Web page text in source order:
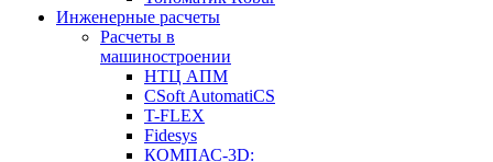
Инженерные расчеты
Расчеты в
машиностроении
НТЦ АПМ
CSoft AutomatiCS
T-FLEX
Fidesys
КОМПАС-3D: